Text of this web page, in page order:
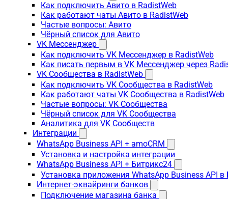
Как подключить Авито в RadistWeb
Как работают чаты Авито в RadistWeb
Частые вопросы: Авито
Чёрный список для Авито
VK Мессенджер
Как подключить VK Мессенджер в RadistWeb
Как писать первым в VK Мессенджер через
VK Сообщества в RadistWeb
Как подключить VK Сообщества в RadistWeb
Как работают чаты VK Сообщества в RadistWeb
Частые вопросы: VK Сообщества
Чёрный список для VK Сообщества
Аналитика для VK Сообществ
Интеграции
WhatsApp Business API + amoCRM
Установка и настройка интеграции
WhatsApp Business API + Битрикс24
Установка приложения WhatsApp Business API
Интернет-эквайринги банков
Подключение магазина банка